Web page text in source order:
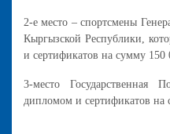
2-е место – спортсмены
Кыргызской Республики,
и сертификатов на сумму 150
3-место Государственная
дипломом и сертификатов на